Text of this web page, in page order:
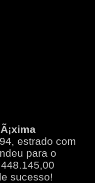
estrado com
para o
sucesso!